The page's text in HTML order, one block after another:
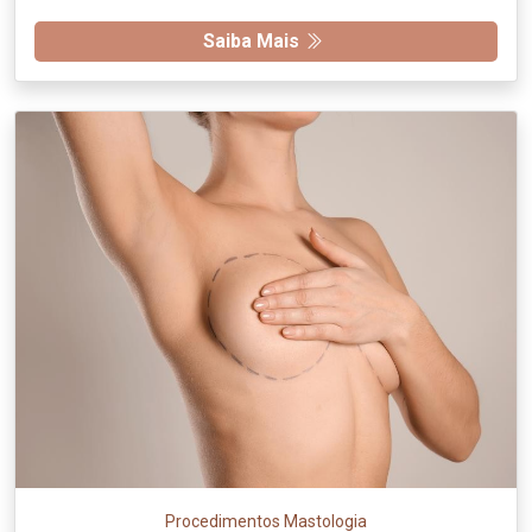
Saiba Mais
Procedimentos Mastologia